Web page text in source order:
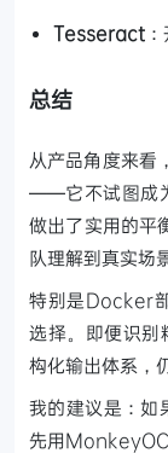
Tesseract
总结
从产品角度来
——它不试图成
做出了实用的平
队理解到真实场
特别是Docker
选择。即便识
构化输出体系，
我的建议是：如
先用